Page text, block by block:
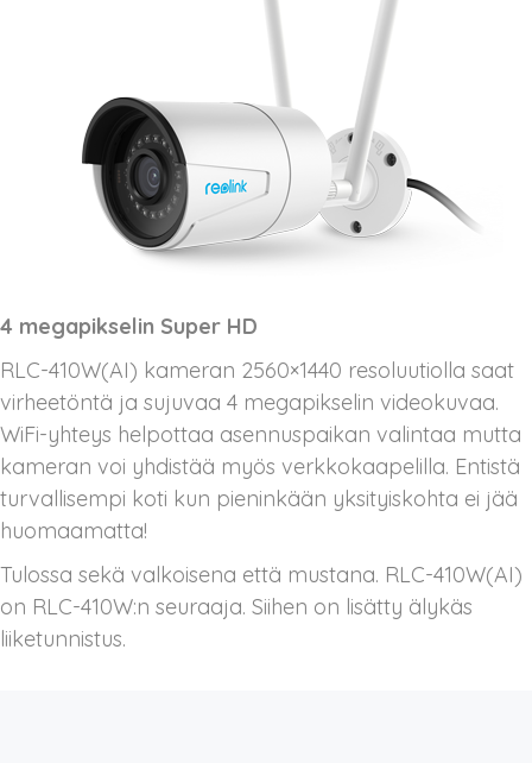
4 megapikselin Super HD
RLC-410W(AI) kameran 2560×1440 resoluutiolla saat
virheetöntä ja sujuvaa 4 megapikselin videokuvaa.
WiFi-yhteys helpottaa asennuspaikan valintaa mutta
kameran voi yhdistää myös verkkokaapelilla. Entistä
turvallisempi koti kun pieninkään yksityiskohta ei jää
huomaamatta!
Tulossa sekä valkoisena että mustana. RLC-410W(AI)
on RLC-410W:n seuraaja. Siihen on lisätty älykäs
liiketunnistus.